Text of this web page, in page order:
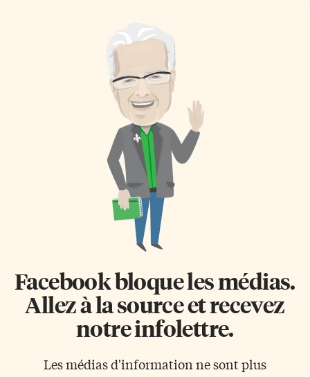
Facebook bloque les médias.
Allez à la source et recevez
notre infolettre.
Les médias d'information ne sont plus